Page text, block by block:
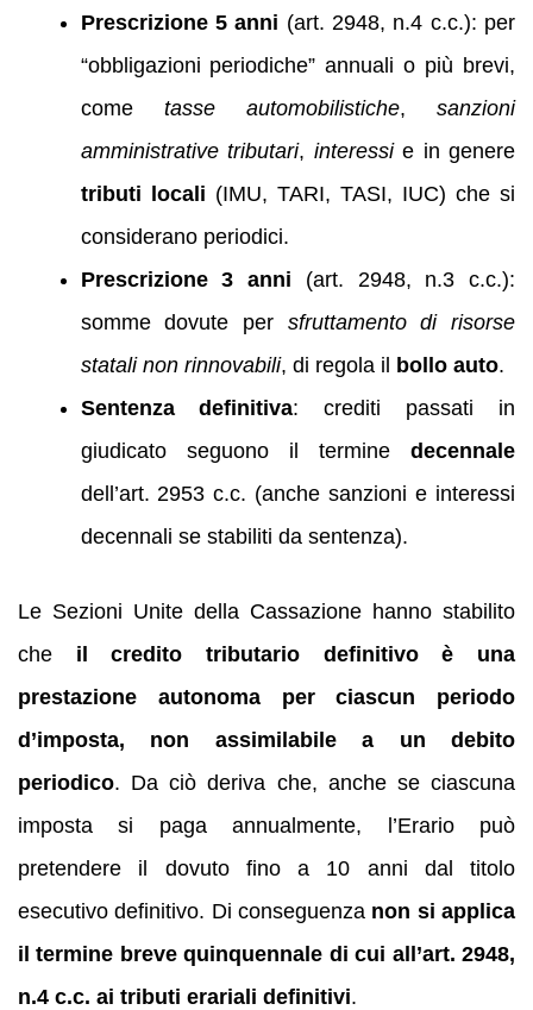
Prescrizione 5 anni (art. 2948, n.4 c.c.): per
“obbligazioni periodiche” annuali o più brevi,
come tasse automobilistiche,sanzioni
amministrative tributari, interessie in genere
tributi locali (IMU, TARI, TASI, IUC) che si
considerano periodici.
Prescrizione 3 anni (art. 2948, n.3 c.c.):
somme dovute per sfruttamento di risorse
statali non rinnovabili, di regola il bollo auto.
Sentenza definitiva: crediti passati in
giudicato seguono il termine decennale
dell’art. 2953 c.c. (anche sanzioni e interessi
decennali se stabiliti da sentenza).
Le Sezioni Unite della Cassazione hanno stabilito
che il credito tributario definitivo è una
prestazione autonoma per ciascun periodo
d’imposta, non assimilabile a un debito
periodico. Da ciò deriva che, anche se ciascuna
imposta si paga annualmente, l’Erario può
pretendere il dovuto fino a 10 anni dal titolo
esecutivo definitivo. Di conseguenza non si applica
il termine breve quinquennale di cui all’art. 2948,
n.4 c.c. ai tributi erariali definitivi.